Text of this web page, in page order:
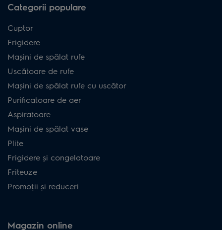
Categorii populare
Cuptor
Frigidere
Mașini de spălat rufe
Uscătoare de rufe
Mașini de spălat rufe cu uscător
Purificatoare de aer
Aspiratoare
Mașini de spălat vase
Plite
Frigidere și congelatoare
Friteuze
Promoții și reduceri
Magazin online